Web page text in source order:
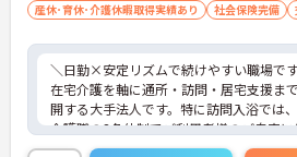
■ チームで支える訪問体制
一人で抱え込まない安心の仕組みです。
・看護職＋介護職の3名体制で訪問
・1件約45分の訪問で流れが明確
・職種間で連携しながら対応
→ 協力しながら働ける環境です
産休･育休･介護休暇取得実績あり
社会保険完備
＼日勤×安定リズムで続けやすい職場で
在宅介護を軸に通所・訪問・居宅支援ま
開する大手法人です。特に訪問入浴では
介護職の3名体制でご利用者様のご自宅
全面に配慮しながらケアを提供していま